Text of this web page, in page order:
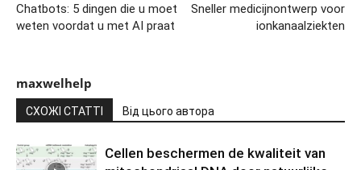
Chatbots: 5 dingen die u moet
weten voordat u met AI praat
Sneller medicijnontwerp voor
ionkanaalziekten
maxwelhelp
СХОЖІ СТАТТІ Від цього автора
Cellen beschermen de kwaliteit van